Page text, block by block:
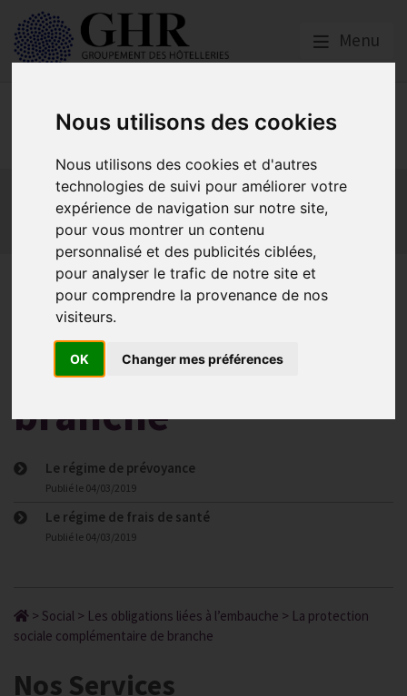
Nous utilisons des cookies
Nous utilisons des cookies et d'autres
technologies de suivi pour améliorer votre
expérience de navigation sur notre site,
pour vous montrer un contenu
personnalisé et des publicités ciblées,
pour analyser le trafic de notre site et
pour comprendre la provenance de nos
visiteurs.
OK Changer mes préférences
Menu
Social
Actualités
Les obligations liées à l’embauche
Les obligations liées à l’exécution du contrat de travail
Les obligations liées à l’extinction du contrat
La protection
sociale
complémentaire de
branche
Le régime de prévoyance
Publié le 04/03/2019
Le régime de frais de santé
Publié le 04/03/2019
> Social > Les obligations liées à l’embauche > La protection
sociale complémentaire de branche
Nos Services